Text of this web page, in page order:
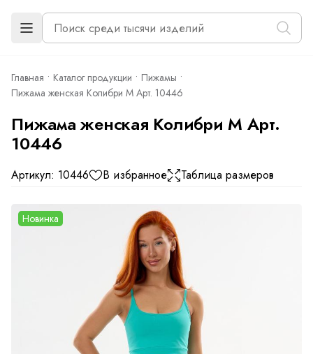
Главная Каталог продукции
Пижамы
Пижама женская Колибри М Арт. 10446
Пижама женская Колибри М Арт.
10446
Артикул: 10446 В избранное Таблица размеров
Новинка